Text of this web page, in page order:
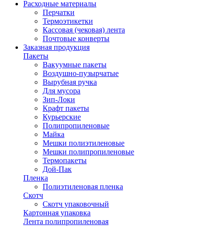
Расходные материалы
Перчатки
Термоэтикетки
Кассовая (чековая) лента
Почтовые конверты
Заказная продукция
Пакеты
Вакуумные пакеты
Воздушно-пузырчатые
Вырубная ручка
Для мусора
Зип-Локи
Крафт пакеты
Курьерские
Полипропиленовые
Майка
Мешки полиэтиленовые
Мешки полипропиленовые
Термопакеты
Дой-Пак
Пленка
Полиэтиленовая пленка
Скотч
Скотч упаковочный
Картонная упаковка
Лента полипропиленовая